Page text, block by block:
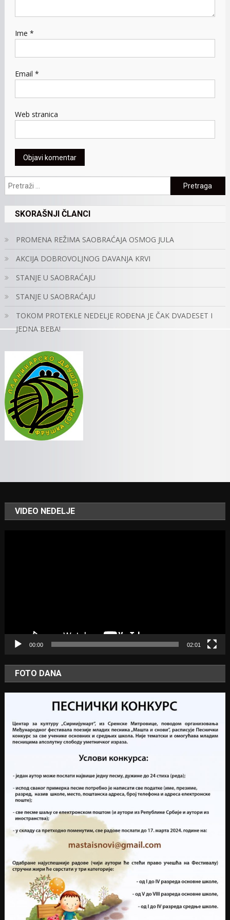
Ime *
Email *
Web stranica
Pretraga:
SKORAŠNJI ČLANCI
PROMENA REŽIMA SAOBRAĆAJA OSMOG JULA
AKCIJA DOBROVOLJNOG DAVANJA KRVI
STANJE U SAOBRAĆAJU
STANJE U SAOBRAĆAJU
TOKOM PROTEKLE NEDELJE ROĐENA JE ČAK DVADESET I
JEDNA BEBA!
VIDEO NEDELJE
00:00 02:01
FOTO DANA